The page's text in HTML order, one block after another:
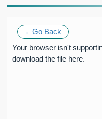
←Go Back
Your browser isn't
download the file here.